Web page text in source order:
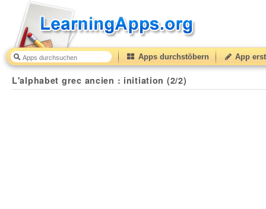
Apps durchstöbern App
L'alphabet grec ancien : initiation (2/2)